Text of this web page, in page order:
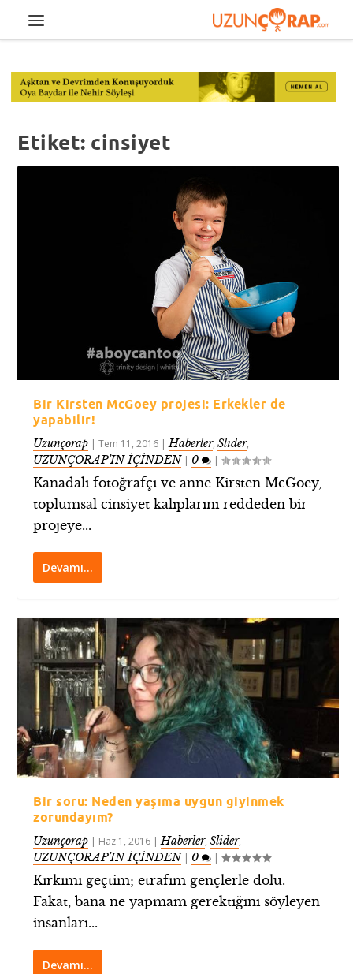
Etiket: cinsiyet
Bir Kirsten McGoey projesi: Erkekler de
yapabilir!
Uzunçorap |Tem 11, 2016 |Haberler,Slider,
UZUNÇORAP’IN İÇİNDEN| 0 |
Kanadalı fotoğrafçı ve anne Kirsten McGoey,
toplumsal cinsiyet kalıplarını reddeden bir
projeye...
Devamı…
Bir soru: Neden yaşıma uygun giyinmek
zorundayım?
Uzunçorap | Haz 1, 2016 |Haberler,Slider,
UZUNÇORAP’IN İÇİNDEN| 0 |
Kırkımı geçtim; etrafım gençlerle dolu.
Fakat, bana ne yapmam gerektiğini söyleyen
insanları...
Devamı…